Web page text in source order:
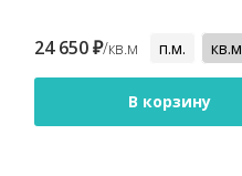
24 650 ₽/кв.м п.м. кв.м
В корзину